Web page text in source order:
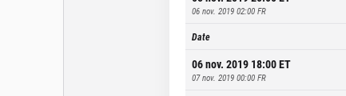
06 nov. 2019 02:00 FR
Date
06 nov. 2019 18:00ET
07 nov. 2019 00:00 FR